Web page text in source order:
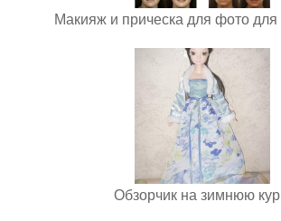
Макияж и прическа для фото для
Обзорчик на зимнюю